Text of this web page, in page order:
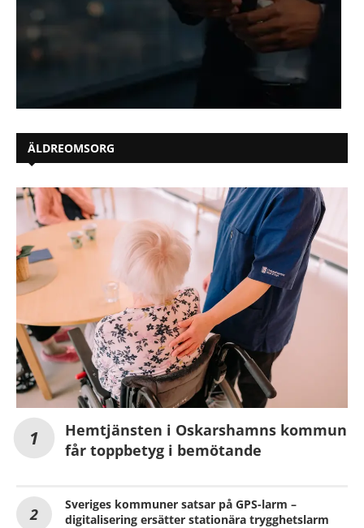
ÄLDREOMSORG
Hemtjänsten i Oskarshamns kommun
får toppbetyg i bemötande
Sveriges kommuner satsar på GPS-larm –
digitalisering ersätter stationära trygghetslarm